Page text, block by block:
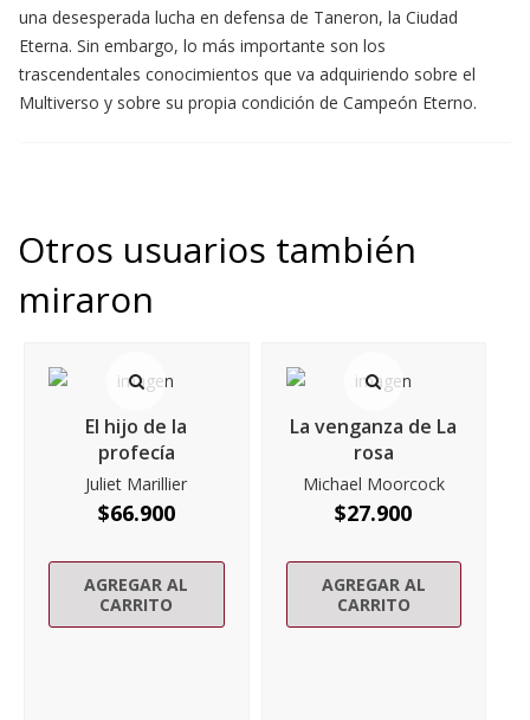
una desesperada lucha en defensa de Taneron, la Ciudad
Eterna. Sin embargo, lo más importante son los
trascendentales conocimientos que va adquiriendo sobre el
Multiverso y sobre su propia condición de Campeón Eterno.
Otros usuarios también
miraron
El hijo de la
profecía
Juliet Marillier
$66.900
AGREGAR AL
CARRITO
La venganza de La
rosa
Michael Moorcock
$27.900
AGREGAR AL
CARRITO